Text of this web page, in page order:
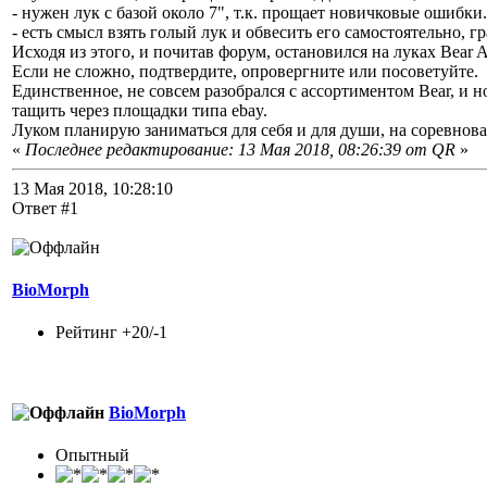
- нужен лук с базой около 7", т.к. прощает новичковые ошибки.
- есть смысл взять голый лук и обвесить его самостоятельно,
Исходя из этого, и почитав форум, остановился на луках Bear
Если не сложно, подтвердите, опровергните или посоветуйте.
Единственное, не совсем разобрался с ассортиментом Bear,
тащить через площадки типа ebay.
Луком планирую заниматься для себя и для души, на
« Последнее редактирование: 13 Мая 2018, 08:26:39 от QR »
13 Мая 2018, 10:28:10
Ответ #1
BioMorph
Рейтинг +20/-1
BioMorph
Опытный